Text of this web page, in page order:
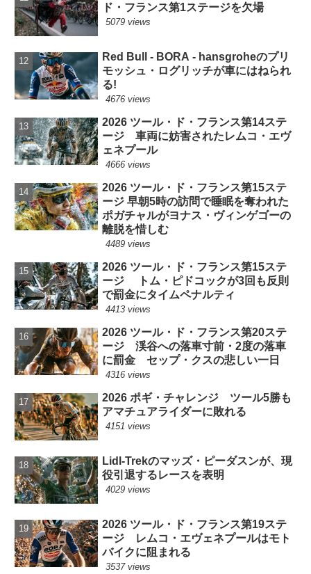
ド・フランス第1ステージを欠場
5079 views
Red Bull - BORA - hansgroheのプリ
モッシュ・ログリッチが車にはねられ
る!
4676 views
2026 ツール・ド・フランス第14ステ
ージ 車両に妨害されたレムコ・エヴ
ェネプール
4666 views
2026 ツール・ド・フランス第15ステ
ージ 早朝5時の訪問で睡眠を奪われた
ポガチャルがヨナス・ヴィンゲゴーの
離脱を惜しむ
4489 views
2026 ツール・ド・フランス第15ステ
ージ トム・ピドコックが3回も反則
で罰金にタイムペナルティ
4413 views
2026 ツール・ド・フランス第20ステ
ージ 渓谷への落車寸前・2度の落車
に罰金 セップ・クスの悲しい一日
4316 views
2026 ポギ・チャレンジ ツール5勝も
アマチュアライダーに敗れる
4151 views
Lidl-Trekのマッズ・ピーダスンが、現
役引退するレースを表明
4029 views
2026 ツール・ド・フランス第19ステ
ージ レムコ・エヴェネプールはモト
バイクに阻まれる
3537 views